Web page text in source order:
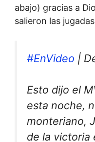
abajo) gracias a
salieron las
#EnVideo |
Esto dijo el
esta noche,
monteriano,
de la victoria